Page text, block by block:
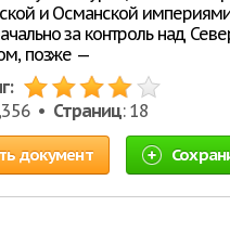
и Османской
за контроль над
позже —
• Страниц: 18
документ